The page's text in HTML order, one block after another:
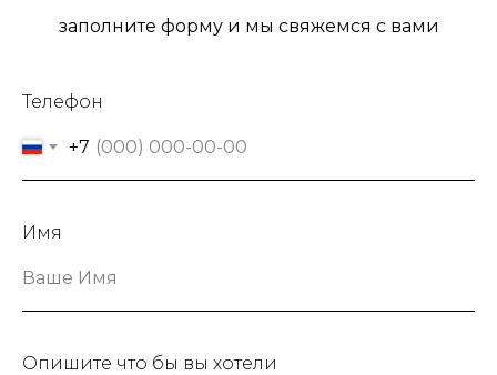
заполните форму и мы свяжемся с вами
Телефон
+7
Имя
Ваше Имя
Опишите что бы вы хотели